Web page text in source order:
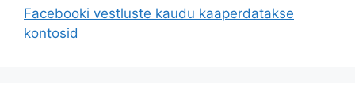
Facebooki vestluste kaudu kaaperdatakse
kontosid